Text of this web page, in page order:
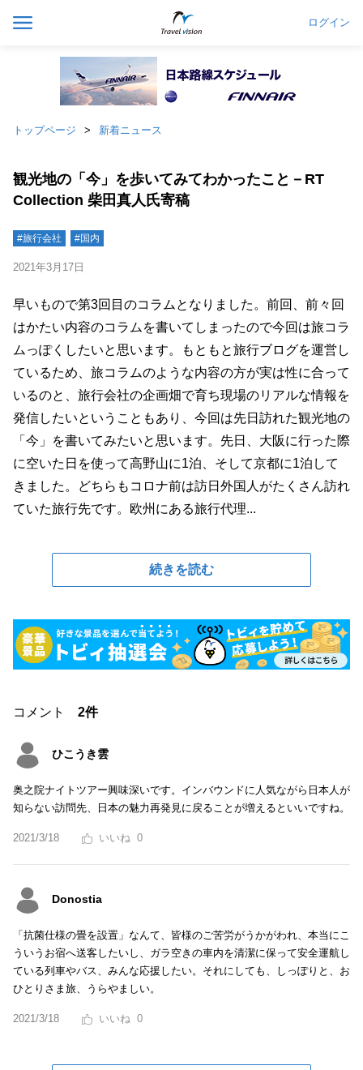
ログイン
トップページ 新着ニュース
観光地の「今」を歩いてみてわかったこと－RT
Collection 柴田真人氏寄稿
#旅行会社 #国内
2021年3月17日
早いもので第3回目のコラムとなりました。前回、前々回
はかたい内容のコラムを書いてしまったので今回は旅コラ
ムっぽくしたいと思います。もともと旅行ブログを運営し
ているため、旅コラムのような内容の方が実は性に合って
いるのと、旅行会社の企画畑で育ち現場のリアルな情報を
発信したいということもあり、今回は先日訪れた観光地の
「今」を書いてみたいと思います。先日、大阪に行った際
に空いた日を使って高野山に1泊、そして京都に1泊して
きました。どちらもコロナ前は訪日外国人がたくさん訪れ
ていた旅行先です。欧州にある旅行代理...
続きを読む
コメント 2件
ひこうき雲
奥之院ナイトツアー興味深いです。インバウンドに人気ながら日本人が
知らない訪問先、日本の魅力再発見に戻ることが増えるといいですね。
2021/3/18 0
Donostia
「抗菌仕様の畳を設置」なんて、皆様のご苦労がうかがわれ、本当にこ
ういうお宿へ送客したいし、ガラ空きの車内を清潔に保って安全運航し
ている列車やバス、みんな応援したい。それにしても、しっぽりと、お
ひとりさま旅、うらやましい。
2021/3/18 0